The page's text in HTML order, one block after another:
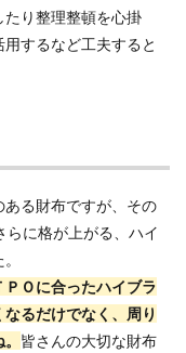
り整理整頓を心掛
するなど工夫すると
る財布ですが、その
に格が上がる、ハイ
Ｏに合ったハイブラ
るだけでなく、周り
皆さんの大切な財布